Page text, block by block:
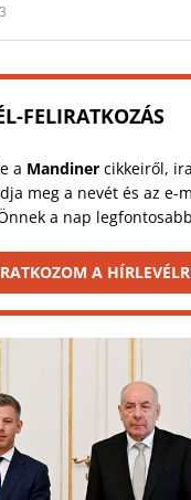
FELIRATKOZÁS
a Mandinercikkeiről,
meg a nevét és az e-
a nap
A